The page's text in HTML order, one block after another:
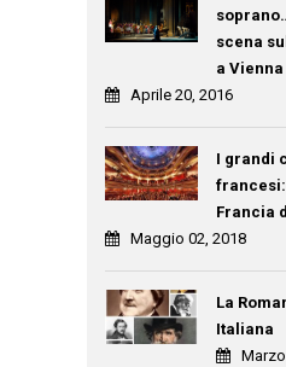
scena
a Vienna
Aprile 20, 2016
I grandi
francesi:
Francia
Maggio 02, 2018
La
Italiana